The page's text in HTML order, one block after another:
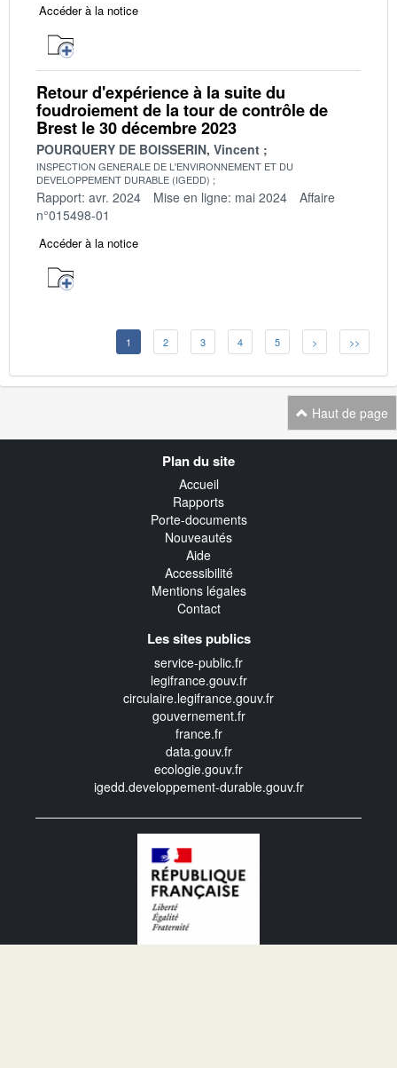
Accéder à la notice
Retour d'expérience à la suite du
foudroiement de la tour de contrôle de
Brest le 30 décembre 2023
POURQUERY DE BOISSERIN, Vincent
INSPECTION GENERALE DE L'ENVIRONNEMENT ET DU
DEVELOPPEMENT DURABLE (IGEDD)
Rapport: avr. 2024 Mise en ligne: mai 2024
Affaire
n°015498-01
Accéder à la notice
1 2 3 4 5 > >>
Haut de page
Plan du site
Accueil
Rapports
Porte-documents
Nouveautés
Aide
Accessibilité
Mentions légales
Contact
Les sites publics
service-public.fr
legifrance.gouv.fr
circulaire.legifrance.gouv.fr
gouvernement.fr
france.fr
data.gouv.fr
ecologie.gouv.fr
igedd.developpement-durable.gouv.fr